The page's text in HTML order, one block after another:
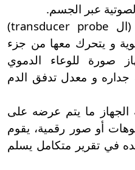
عبر الجسم.
يمرر الطبيب المحول (ال transducer probe)
و يتحرك معها من جزء
صورة للوعاء الدموي
جداره و معدل تدفق الدم
ما يتم عرضه على
أو صور رقمية، يقوم
في تقرير متكامل يسلم